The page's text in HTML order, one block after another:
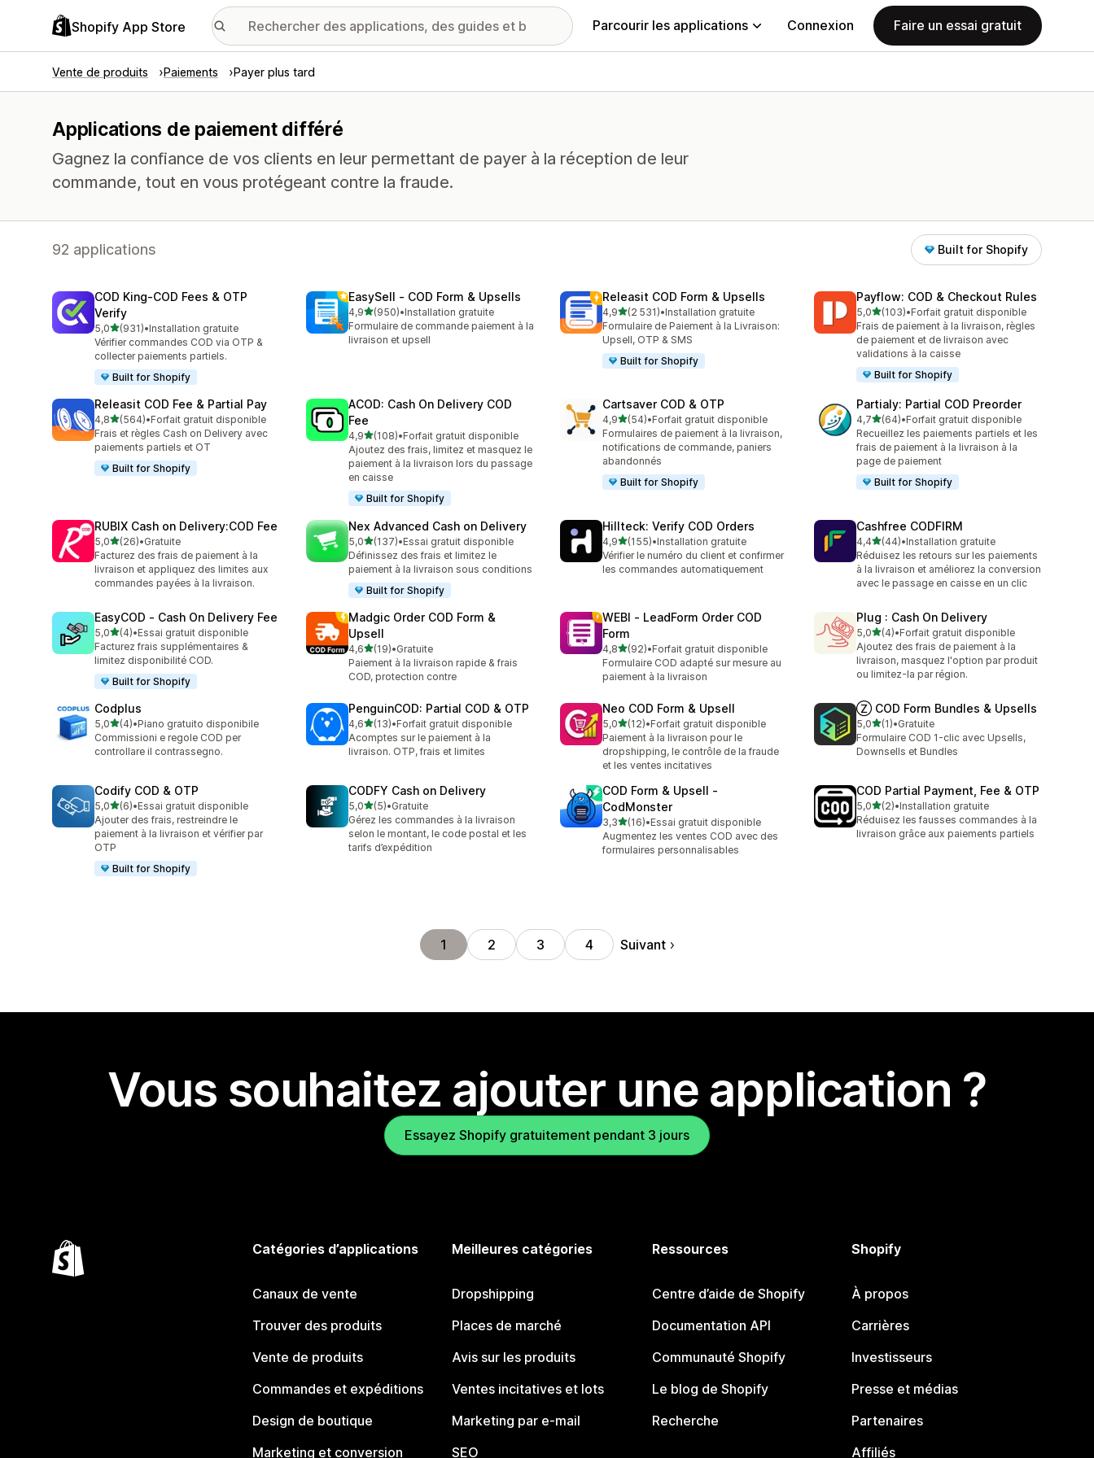
Shopify App Store Parcourir les applications Connexion Faire un essai gratuit
Vente de produits Paiements Payer plus tard
Applications de paiement différé
Gagnez la confiance de vos clients en leur permettant de payer à la réception de leur
commande, tout en vous protégeant contre la fraude.
92 applications Built for Shopify
COD King‑COD Fees & OTP
Verify
5,0étoile(s) sur 5
(931)
931 avis au total
•Installation gratuite
Vérifier commandes COD via OTP &
collecter paiements partiels.
Built for Shopify
EasySell ‑ COD Form & Upsells
4,9étoile(s) sur 5
(950)
950 avis au total
•Installation gratuite
Formulaire de commande paiement à la
livraison et upsell
Releasit COD Form & Upsells
4,9étoile(s) sur 5
(2 531)
2531 avis au total
•Installation gratuite
Formulaire de Paiement à la Livraison:
Upsell, OTP & SMS
Built for Shopify
Payflow: COD & Checkout Rules
5,0étoile(s) sur 5
(103)
103 avis au total
•Forfait gratuit disponible
Frais de paiement à la livraison, règles
de paiement et de livraison avec
validations à la caisse
Built for Shopify
Releasit COD Fee & Partial Pay
4,8étoile(s) sur 5
(564)
564 avis au total
•Forfait gratuit disponible
Frais et règles Cash on Delivery avec
paiements partiels et OT
Built for Shopify
ACOD: Cash On Delivery COD
Fee
4,9étoile(s) sur 5
(108)
108 avis au total
•Forfait gratuit disponible
Ajoutez des frais, limitez et masquez le
paiement à la livraison lors du passage
en caisse
Built for Shopify
Cartsaver COD & OTP
4,9étoile(s) sur 5
(54)
54 avis au total
•Forfait gratuit disponible
Formulaires de paiement à la livraison,
notifications de commande, paniers
abandonnés
Built for Shopify
Partialy: Partial COD Preorder
4,7étoile(s) sur 5
(64)
64 avis au total
•Forfait gratuit disponible
Recueillez les paiements partiels et les
frais de paiement à la livraison à la
page de paiement
Built for Shopify
RUBIX Cash on Delivery:COD Fee
5,0étoile(s) sur 5
(26)
26 avis au total
•Gratuite
Facturez des frais de paiement à la
livraison et appliquez des limites aux
commandes payées à la livraison.
Nex Advanced Cash on Delivery
5,0étoile(s) sur 5
(137)
137 avis au total
•Essai gratuit disponible
Définissez des frais et limitez le
paiement à la livraison sous conditions
Built for Shopify
Hillteck: Verify COD Orders
4,9étoile(s) sur 5
(155)
155 avis au total
•Installation gratuite
Vérifier le numéro du client et confirmer
les commandes automatiquement
Cashfree CODFIRM
4,4étoile(s) sur 5
(44)
44 avis au total
•Installation gratuite
Réduisez les retours sur les paiements
à la livraison et améliorez la conversion
avec le passage en caisse en un clic
EasyCOD ‑ Cash On Delivery Fee
5,0étoile(s) sur 5
(4)
4 avis au total
•Essai gratuit disponible
Facturez frais supplémentaires &
limitez disponibilité COD.
Built for Shopify
Madgic Order COD Form &
Upsell
4,6étoile(s) sur 5
(19)
19 avis au total
•Gratuite
Paiement à la livraison rapide & frais
COD, protection contre
WEBI ‑ LeadForm Order COD
Form
4,8étoile(s) sur 5
(92)
92 avis au total
•Forfait gratuit disponible
Formulaire COD adapté sur mesure au
paiement à la livraison
Plug : Cash On Delivery
5,0étoile(s) sur 5
(4)
4 avis au total
•Forfait gratuit disponible
Ajoutez des frais de paiement à la
livraison, masquez l'option par produit
ou limitez-la par région.
Codplus
5,0étoile(s) sur 5
(4)
4 avis au total
•Piano gratuito disponibile
Commissioni e regole COD per
controllare il contrassegno.
PenguinCOD: Partial COD & OTP
4,6étoile(s) sur 5
(13)
13 avis au total
•Forfait gratuit disponible
Acomptes sur le paiement à la
livraison. OTP, frais et limites
Neo COD Form & Upsell
5,0étoile(s) sur 5
(12)
12 avis au total
•Forfait gratuit disponible
Paiement à la livraison pour le
dropshipping, le contrôle de la fraude
et les ventes incitatives
Ⓩ COD Form Bundles & Upsells
5,0étoile(s) sur 5
(1)
1 avis au total
•Gratuite
Formulaire COD 1-clic avec Upsells,
Downsells et Bundles
Codify COD & OTP
5,0étoile(s) sur 5
(6)
6 avis au total
•Essai gratuit disponible
Ajouter des frais, restreindre le
paiement à la livraison et vérifier par
OTP
Built for Shopify
CODFY Cash on Delivery
5,0étoile(s) sur 5
(5)
5 avis au total
•Gratuite
Gérez les commandes à la livraison
selon le montant, le code postal et les
tarifs d’expédition
COD Form & Upsell ‑
CodMonster
3,3étoile(s) sur 5
(16)
16 avis au total
•Essai gratuit disponible
Augmentez les ventes COD avec des
formulaires personnalisables
COD Partial Payment, Fee & OTP
5,0étoile(s) sur 5
(2)
2 avis au total
•Installation gratuite
Réduisez les fausses commandes à la
livraison grâce aux paiements partiels
1 2 3 4 Suivant
Vous souhaitez ajouter une application ?
Essayez Shopify gratuitement pendant 3 jours
Catégories d’applications
Canaux de vente
Trouver des produits
Vente de produits
Commandes et expéditions
Design de boutique
Marketing et conversion
Meilleures catégories
Dropshipping
Places de marché
Avis sur les produits
Ventes incitatives et lots
Marketing par e-mail
SEO
Ressources
Centre d’aide de Shopify
Documentation API
Communauté Shopify
Le blog de Shopify
Recherche
Shopify
À propos
Carrières
Investisseurs
Presse et médias
Partenaires
Affiliés